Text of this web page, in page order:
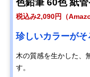
色鉛筆 60色 紙
税込み2,090円（
珍しいカラーが
木の質感を生かした、
す。